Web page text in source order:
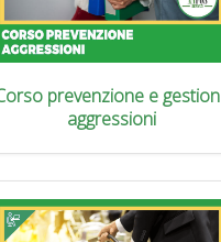
prevenzione e
aggressioni